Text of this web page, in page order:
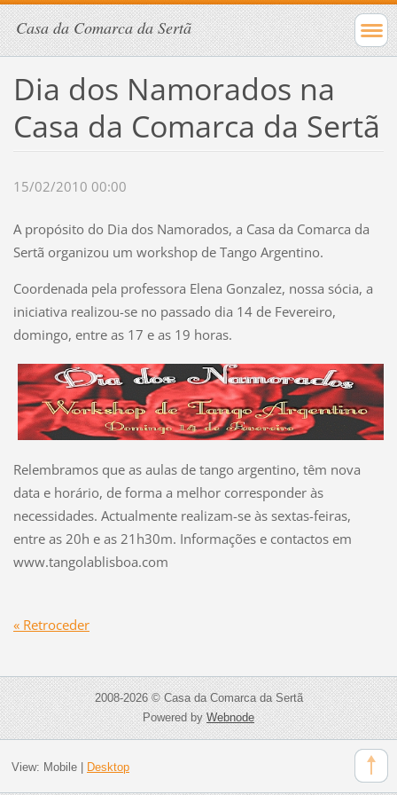
Casa da Comarca da Sertã
Dia dos Namorados na
Casa da Comarca da Sertã
15/02/2010 00:00
A propósito do Dia dos Namorados, a Casa da Comarca da
Sertã organizou um workshop de Tango Argentino.
Coordenada pela professora Elena Gonzalez, nossa sócia, a
iniciativa realizou-se no passado dia 14 de Fevereiro,
domingo, entre as 17 e as 19 horas.
Relembramos que as aulas de tango argentino, têm nova
data e horário, de forma a melhor corresponder às
necessidades. Actualmente realizam-se às sextas-feiras,
entre as 20h e as 21h30m. Informações e contactos em
www.tangolablisboa.com
« Retroceder
2008-2026 © Casa da Comarca da Sertã
Powered byWebnode
View: Mobile| Desktop